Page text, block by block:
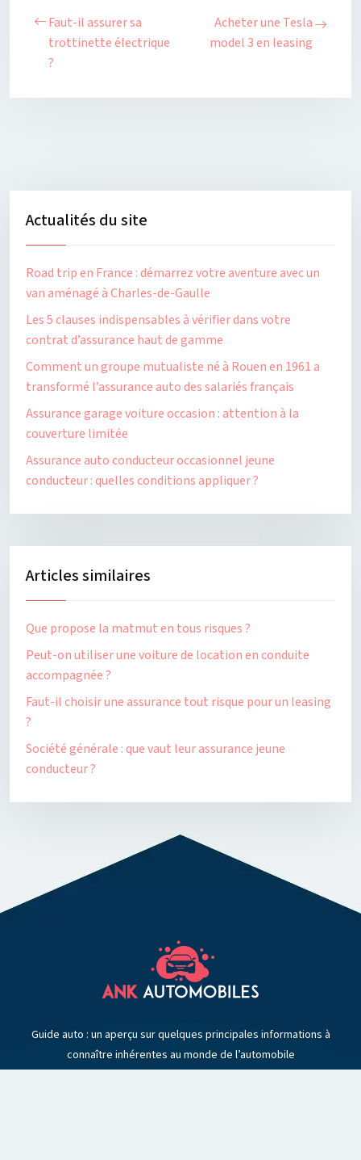
Faut-il assurer sa
trottinette électrique
?
Acheter une Tesla
model 3 en leasing
Actualités du site
Road trip en France : démarrez votre aventure avec un
van aménagé à Charles-de-Gaulle
Les 5 clauses indispensables à vérifier dans votre
contrat d’assurance haut de gamme
Comment un groupe mutualiste né à Rouen en 1961 a
transformé l’assurance auto des salariés français
Assurance garage voiture occasion : attention à la
couverture limitée
Assurance auto conducteur occasionnel jeune
conducteur : quelles conditions appliquer ?
Articles similaires
Que propose la matmut en tous risques ?
Peut-on utiliser une voiture de location en conduite
accompagnée ?
Faut-il choisir une assurance tout risque pour un leasing
?
Société générale : que vaut leur assurance jeune
conducteur ?
Guide auto : un aperçu sur quelques principales informations à
connaître inhérentes au monde de l’automobile